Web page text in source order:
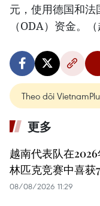
元，使用德国和
（ODA）资金。
Theo dõi
更多
越南代表队在
林匹克竞赛中喜获
08/08/2026 11:29